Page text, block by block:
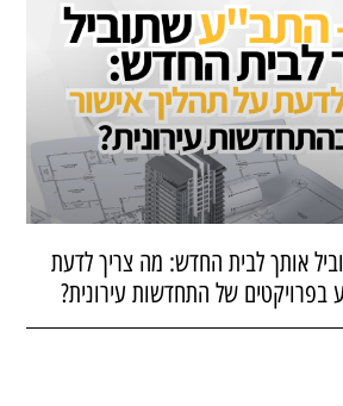
אותך לבית החדש: מה צריך לדעת
בפרויקטים של התחדשות עירונית?